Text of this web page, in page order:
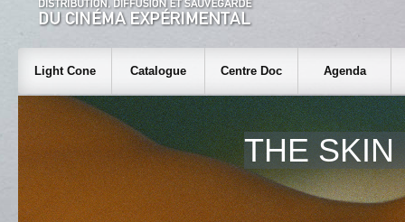
Light Cone Catalogue Centre Doc Agenda
THE SKIN